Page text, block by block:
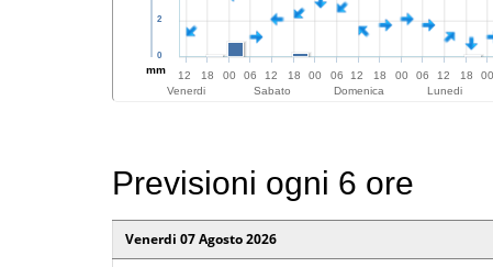
mm
12
Venerdi
18 00 06
12
Sabato
18 00 06
12
Domenica
18 00 06
12
Lunedi
18 00
0
2
Previsioni ogni 6 ore
Venerdi 07 Agosto 2026